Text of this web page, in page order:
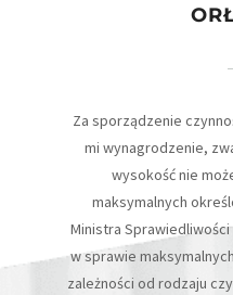
Za sporządzenie
mi wynagrodzenie,
wysokość nie
maksymalnych
Ministra
w sprawie
zależności od rodzaju